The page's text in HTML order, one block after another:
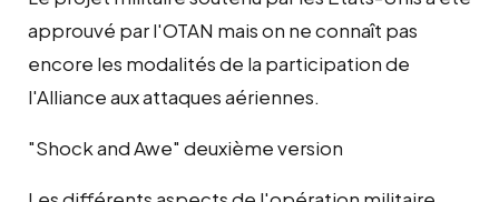
approuvé par l'OTAN mais on ne connaît pas
encore les modalités de la participation de
l'Alliance aux attaques aériennes.
"Shock and Awe" deuxième version